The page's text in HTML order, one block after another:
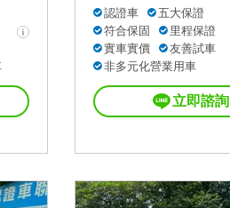
認證車
五大保證
符合保固
里程保證
實車實價
友善試車
非多元化營業用車
立即諮詢